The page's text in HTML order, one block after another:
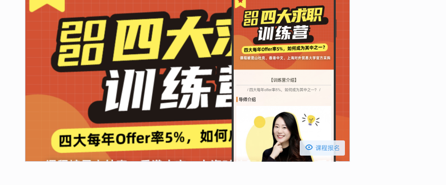
 课程报名